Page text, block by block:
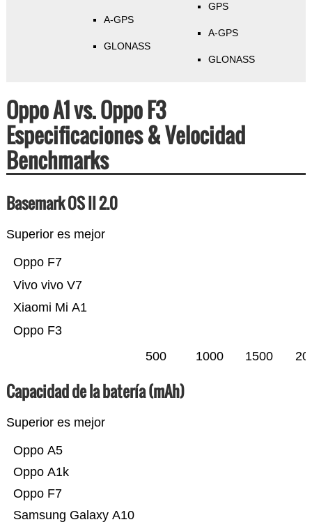
A-GPS
GLONASS
GPS
A-GPS
GLONASS
Oppo A1 vs. Oppo F3
Especificaciones & Velocidad
Benchmarks
Basemark OS II 2.0
Superior es mejor
Oppo F3
Xiaomi Mi A1
Vivo vivo V7
Oppo F7
500 1000 1500
Capacidad de la batería (mAh)
Superior es mejor
Samsung Galaxy A10
Oppo F7
Oppo A1k
Oppo A5